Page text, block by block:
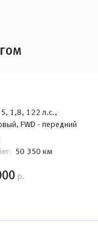
1,8, 122 л.с.,
FWD - передний
50 350 км
р.